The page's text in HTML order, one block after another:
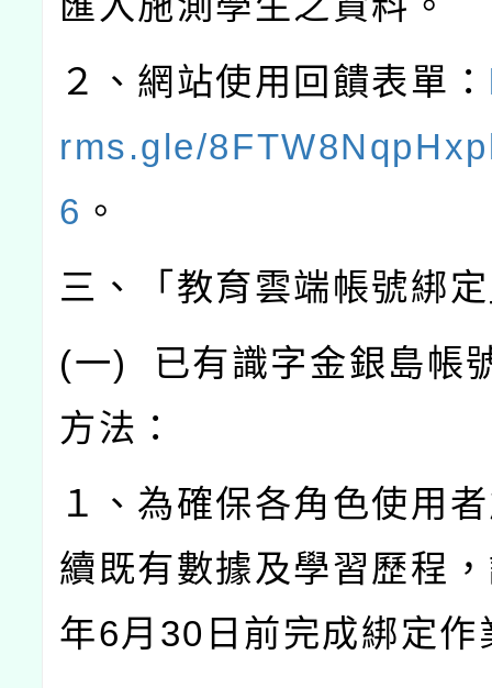
２、網站使用回饋表單：
rms.gle/
6 。
三、「教育雲端帳號綁
(一) 已有識字金銀島帳
方法：
１、為確保各角色使用
續既有數據及學習歷程
年6月 30 日前完成綁定作